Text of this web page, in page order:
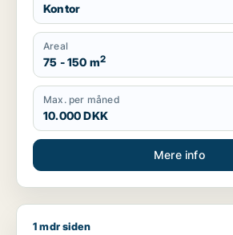
Kontor
Areal
75 - 150 m2
Max. per måned
10.000 DKK
Mere info
Catalin søger restaurant til leje i
1 mdr siden